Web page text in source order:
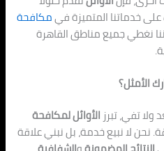
خدماتنا المتميزة فيمكافحة
نغطي جميع مناطق القاهرة
الأمثل؟
تفي، تبرز الأوائل لمكافحة
نحن لا نبيع خدمة، بل نبني علاقة